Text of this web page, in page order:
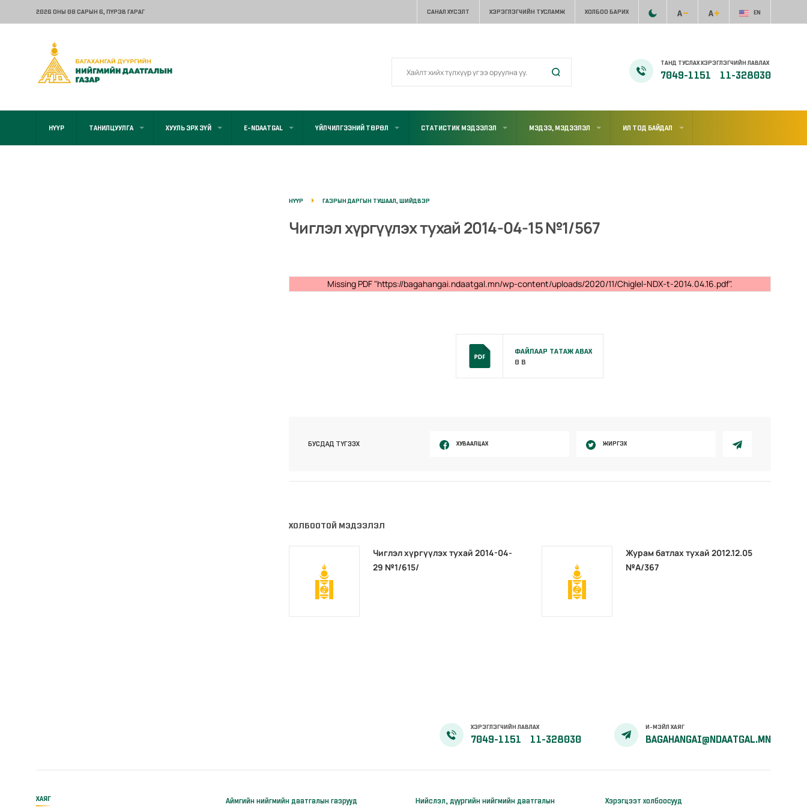
2026 ОНЫ 08 САРЫН 6, ПҮРЭВ ГАРАГ САНАЛ ХҮСЭЛТ ХЭРЭГЛЭГЧИЙН ТУСЛАМЖ ХОЛБОО БАРИХ EN
ТАНД ТУСЛАХ ХЭРЭГЛЭГЧИЙН ЛАВЛАХ
7049-1151 11-328030
НҮҮР ТАНИЛЦУУЛГА ХУУЛЬ ЭРХ ЗҮЙ E-NDAATGAL ҮЙЛЧИЛГЭЭНИЙ ТӨРӨЛ СТАТИСТИК МЭДЭЭЛЭЛ МЭДЭЭ, МЭДЭЭЛЭЛ ИЛ ТОД БАЙДАЛ
НҮҮР ГАЗРЫН ДАРГЫН ТУШААЛ, ШИЙДВЭР
Чиглэл хүргүүлэх тухай 2014-04-15 №1/567
Missing PDF "https://bagahangai.ndaatgal.mn/wp-content/uploads/2020/11/Chiglel-NDX-t-2014.04.16.pdf".
ФАЙЛААР ТАТАЖ АВАХ
0 B
БУСДАД ТҮГЭЭХ ХУВААЛЦАХ ЖИРГЭХ
ХОЛБООТОЙ МЭДЭЭЛЭЛ
Чиглэл хүргүүлэх тухай 2014-04-
29 №1/615/
Журам батлах тухай 2012.12.05
№А/367
ХЭРЭГЛЭГЧИЙН ЛАВЛАХ
7049-1151 11-328030
И-МЭЙЛ ХАЯГ
BAGAHANGAI@NDAATGAL.MN
ХАЯГ Аймгийн нийгмийн даатгалын газрууд
Нийслэл, дүүргийн нийгмийн даатгалын
Хэрэгцээт холбоосууд